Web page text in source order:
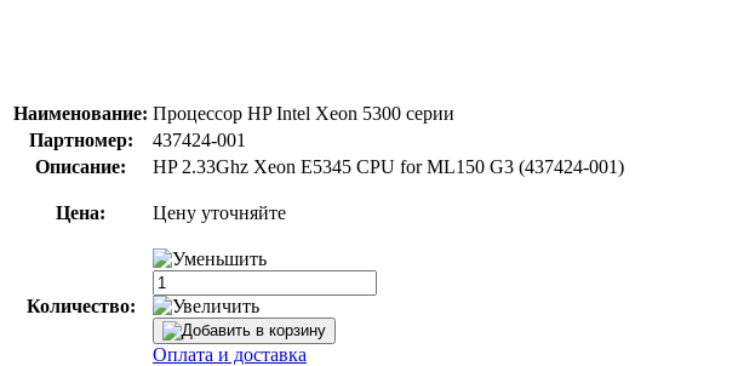
Наименование: Процессор HP Intel Xeon 5300 серии
Партномер:
437424-001
Описание:
HP 2.33Ghz Xeon E5345 CPU for ML150 G3 (437424-001)
Цена: Цену уточняйте
Количество:
Оплата и доставка